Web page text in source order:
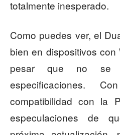
totalmente inesperado.
Como puedes ver, el
bien en dispositivos
pesar que no se
especificaciones.
compatibilidad con la
especulaciones de